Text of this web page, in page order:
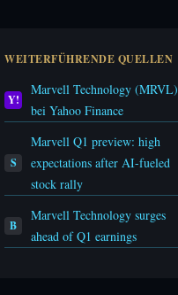
WEITERFÜHRENDE QUELLEN
Y!
Marvell Technology (MRVL)
bei Yahoo Finance
S
Marvell Q1 preview: high
expectations after AI-fueled
stock rally
B
Marvell Technology surges
ahead of Q1 earnings